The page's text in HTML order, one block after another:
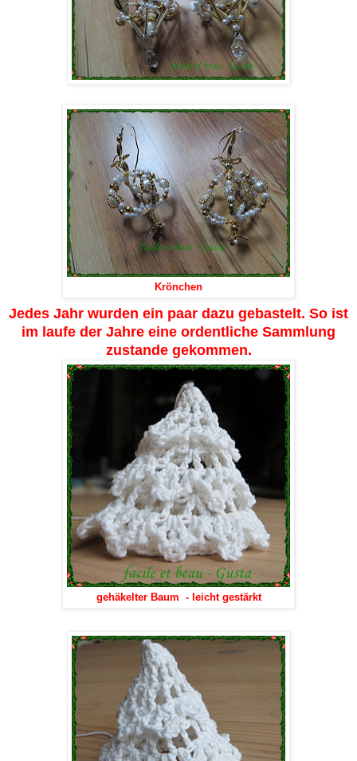
Krönchen
Jedes Jahr wurden ein paar dazu gebastelt. So ist
im laufe der Jahre eine ordentliche Sammlung
zustande gekommen.
gehäkelter Baum - leicht gestärkt